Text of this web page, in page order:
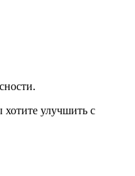
улучшить с